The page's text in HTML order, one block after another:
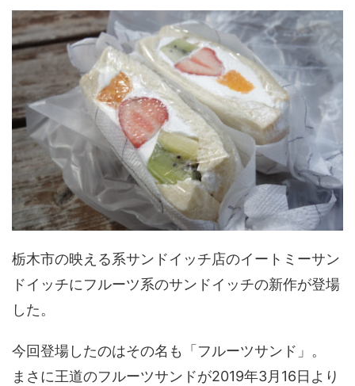
栃木市の映える系サンドイッチ店のイートミーサン
ドイッチにフルーツ系のサンドイッチの新作が登場
した。
今回登場したのはその名も「フルーツサンド」。
まさに王道のフルーツサンドが2019年3月16日より